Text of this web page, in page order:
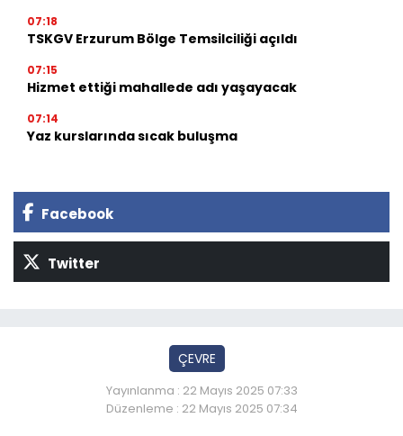
07:18
TSKGV Erzurum Bölge Temsilciliği açıldı
07:15
Hizmet ettiği mahallede adı yaşayacak
07:14
Yaz kurslarında sıcak buluşma
Facebook
Twitter
ÇEVRE
Yayınlanma : 22 Mayıs 2025 07:33
Düzenleme : 22 Mayıs 2025 07:34